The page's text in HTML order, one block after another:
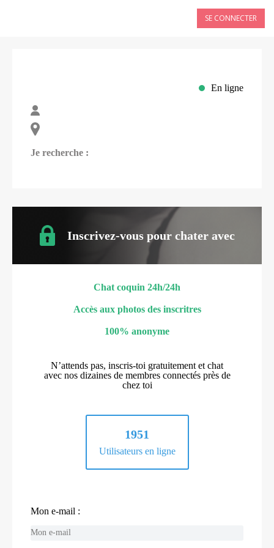
SE CONNECTER
En ligne
Je recherche :
Inscrivez-vous pour chater avec
Chat coquin 24h/24h
Accès aux photos des inscritres
100% anonyme
N’attends pas, inscris-toi gratuitement et chat
avec nos dizaines de membres connectés près de
chez toi
1951
Utilisateurs en ligne
Mon e-mail :